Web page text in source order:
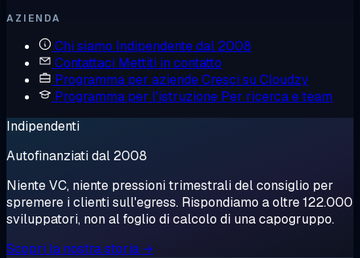
AZIENDA
Chi siamo Indipendente dal 2008
Contattaci Mettiti in contatto
Programma per aziendeCresci su Cloudzy
Programma per l'istruzione Per ricerca e team
Indipendenti
Autofinanziati dal 2008
Niente VC, niente pressioni trimestrali del consiglio per
spremere i clienti sull'egress. Rispondiamo a oltre 122.000
sviluppatori, non al foglio di calcolo di una capogruppo.
Scopri la nostra storia →